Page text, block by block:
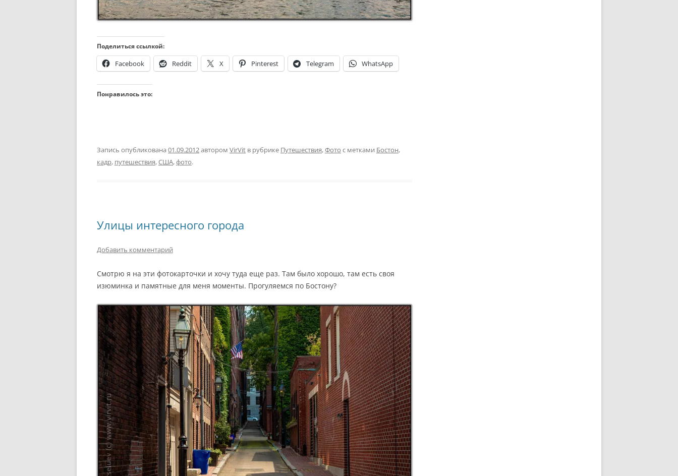
Поделиться ссылкой:
Facebook Reddit X Pinterest Telegram WhatsApp
Понравилось это:
Запись опубликована 01.09.2012автором VirVit в рубрике Путешествия,Фото с метками Бостон,
кадр, путешествия,США,фото.
Улицы интересного города
Добавить комментарий
Смотрю я на эти фотокарточки и хочу туда еще раз. Там было хорошо, там есть своя
изюминка и памятные для меня моменты. Прогуляемся по Бостону?